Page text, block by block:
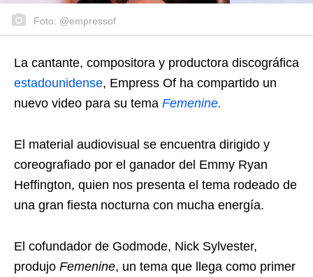
Foto: @empressof
La cantante, compositora y productora discográfica
estadounidense, Empress Of ha compartido un
nuevo video para su tema Femenine.
El material audiovisual se encuentra dirigido y
coreografiado por el ganador del Emmy Ryan
Heffington, quien nos presenta el tema rodeado de
una gran fiesta nocturna con mucha energía.
El cofundador de Godmode, Nick Sylvester,
produjo Femenine, un tema que llega como primer